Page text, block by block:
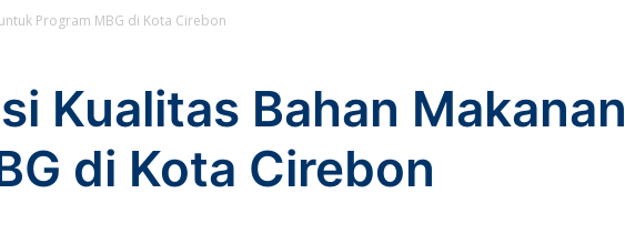
Program MBG di Kota Cirebon
Kualitas Bahan Makanan
di Kota Cirebon